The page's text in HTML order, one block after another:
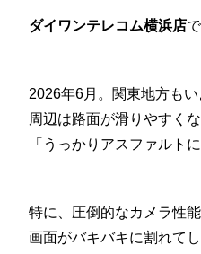
ダイワンテレコム横浜店
2026年6月。関東地方も
周辺は路面が滑りやすく
「うっかりアスファルト
特に、圧倒的なカメラ性
画面がバキバキに割れて